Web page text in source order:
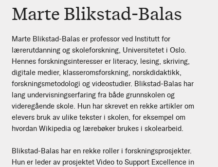
Marte Blikstad-Balas
Marte Blikstad-Balas er professor ved Institutt for
lærerutdanning og skoleforskning, Universitetet i Oslo.
Hennes forskningsinteresser er literacy, lesing, skriving,
digitale medier, klasseromsforskning, norskdidaktikk,
forskningsmetodologi og videostudier. Blikstad-Balas har
lang undervisningserfaring fra både grunnskolen og
videregående skole. Hun har skrevet en rekke artikler om
elevers bruk av ulike tekster i skolen, for eksempel om
hvordan Wikipedia og lærebøker brukes i skolearbeid.
Blikstad-Balas har en rekke roller i forskningsprosjekter.
Hun er leder av prosjektet Video to Support Excellence in